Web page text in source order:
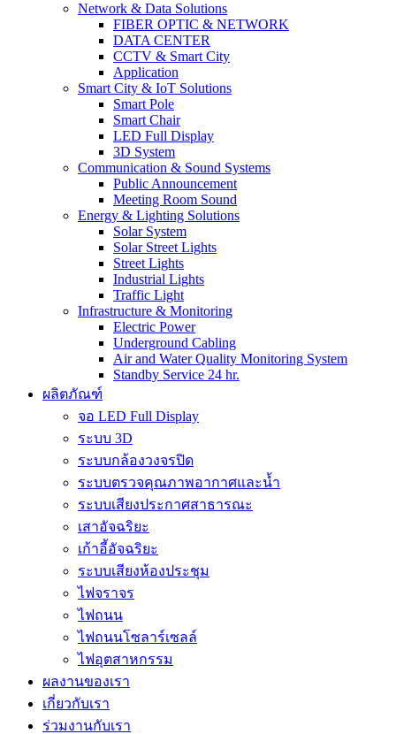
Network & Data Solutions
FIBER OPTIC & NETWORK​
DATA CENTER
CCTV & Smart City
Application
Smart City & IoT Solutions
Smart Pole
Smart Chair
LED Full Display
3D System
Communication & Sound Systems
Public Announcement
Meeting Room Sound
Energy & Lighting Solutions
Solar System
Solar Street Lights
Street Lights
Industrial Lights
Traffic Light
Infrastructure & Monitoring
Electric Power
Underground Cabling
Air and Water Quality Monitoring System
Standby Service 24 hr.
ผลิตภัณฑ์
จอ LED Full Display
ระบบ 3D
ระบบกล้องวงจรปิด
ระบบตรวจคุณภาพอากาศและน้ำ
ระบบเสียงประกาศสาธารณะ
เสาอัจฉริยะ
เก้าอี้อัจฉริยะ
ระบบเสียงห้องประชุม
ไฟจราจร
ไฟถนน
ไฟถนนโซลาร์เซลล์
ไฟอุตสาหกรรม
ผลงานของเรา
เกี่ยวกับเรา
ร่วมงานกับเรา